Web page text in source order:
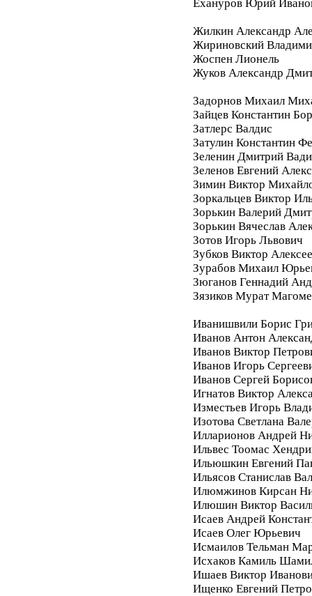
Ехануров Юрий
Жилкин Александр
Жириновский
Жоспен Лионель
Жуков Александр
Задорнов Михаил
Зайцев Константин
Затлерс Валдис
Затулин Константин
Зеленин Дмитрий
Зеленов Евгений
Зимин Виктор
Зоркальцев Виктор
Зорькин Валерий
Зорькин Вячеслав
Зотов Игорь Львович
Зубков Виктор
Зурабов Михаил
Зюганов Геннадий
Зязиков Мурат
Иванишвили Борис
Иванов Антон
Иванов Виктор
Иванов Игорь
Иванов Сергей
Игнатов Виктор
Изместьев Игорь
Изотова Светлана
Илларионов Андрей
Ильвес Тоомас
Ильюшкин Евгений
Ильясов Станислав
Илюмжинов Кирсан
Илюшин Виктор
Исаев Андрей
Исаев Олег Юрьевич
Исмаилов Тельман
Исхаков Камиль
Ишаев Виктор
Ищенко Евгений